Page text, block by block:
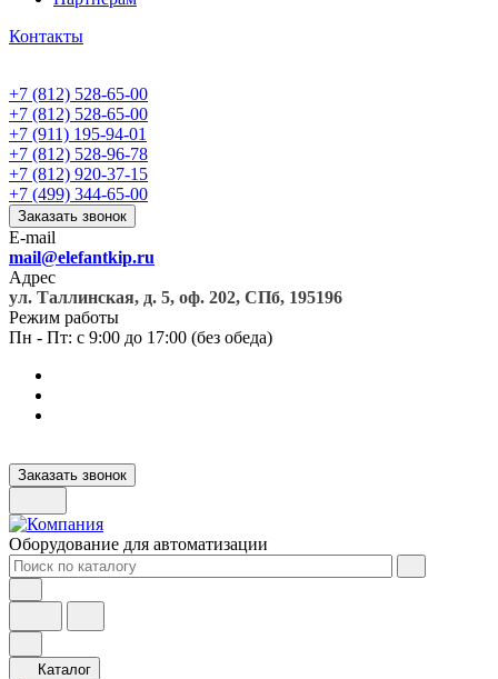
Контакты
+7 (812) 528-65-00
+7 (812) 528-65-00
+7 (911) 195-94-01
+7 (812) 528-96-78
+7 (812) 920-37-15
+7 (499) 344-65-00
Заказать звонок
E-mail
mail@elefantkip.ru
Адрес
ул. Таллинская, д. 5, оф. 202, СПб, 195196
Режим работы
Пн - Пт: с 9:00 до 17:00 (без обеда)
Заказать звонок
Оборудование для автоматизации
Каталог